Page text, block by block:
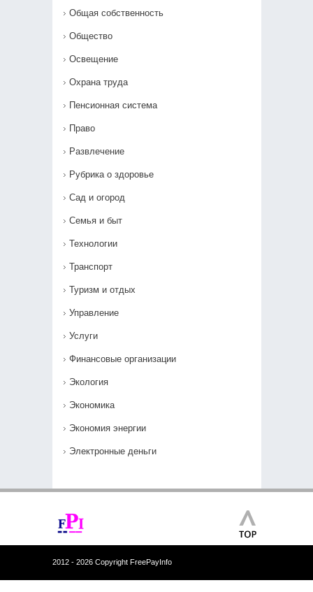
Общая собственность
Общество
Освещение
Охрана труда
Пенсионная система
Право
Развлечение
Рубрика о здоровье
Сад и огород
Семья и быт
Технологии
Транспорт
Туризм и отдых
Управление
Услуги
Финансовые организации
Экология
Экономика
Экономия энергии
Электронные деньги
2012 - 2026 Copyright FreePayInfo